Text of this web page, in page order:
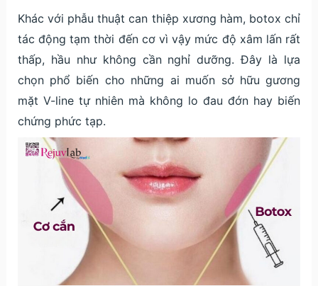
Khác với phẫu thuật can thiệp xương hàm, botox chỉ
tác động tạm thời đến cơ vì vậy mức độ xâm lấn rất
thấp, hầu như không cần nghỉ dưỡng. Đây là lựa
chọn phổ biến cho những ai muốn sở hữu gương
mặt V-line tự nhiên mà không lo đau đớn hay biến
chứng phức tạp.